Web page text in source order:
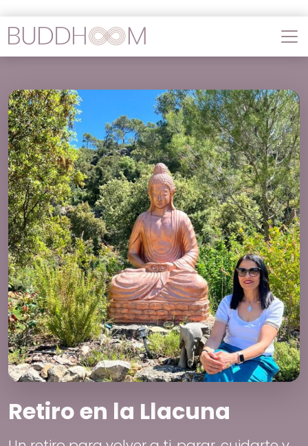
Retiro en la Llacuna